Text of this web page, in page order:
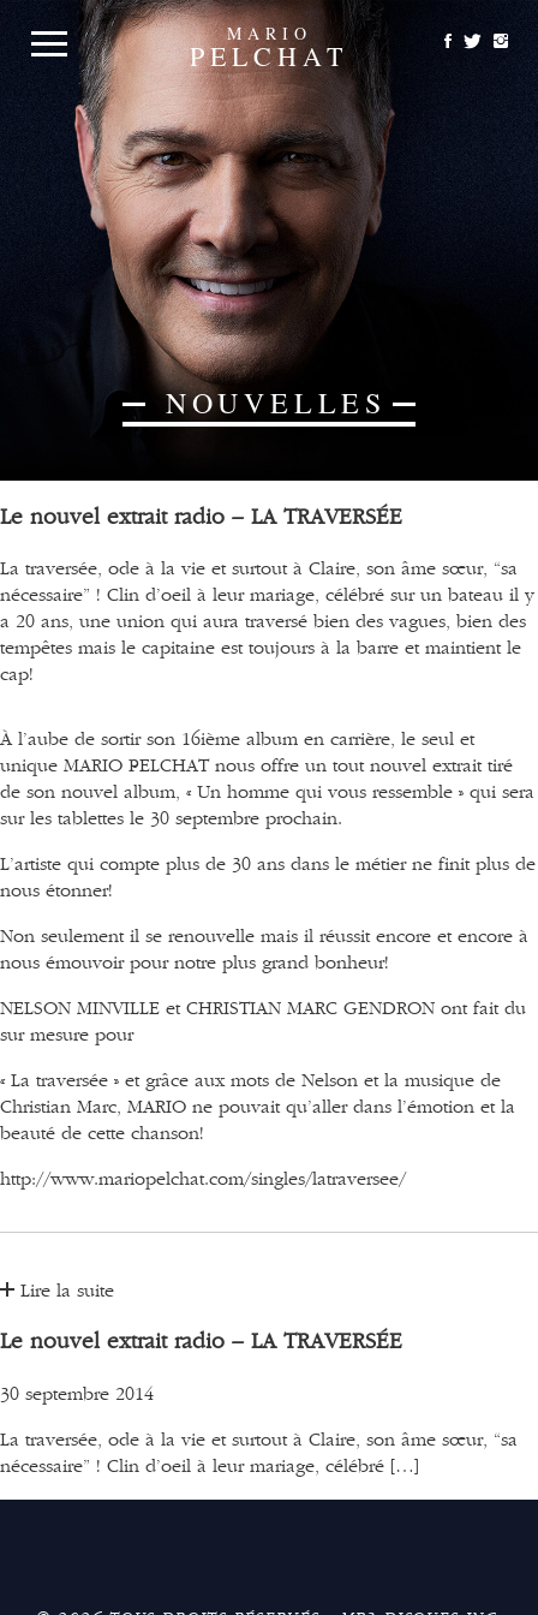
MARIO
PELCHAT
NOUVELLES
Le nouvel extrait radio – LA TRAVERSÉE
La traversée, ode à la vie et surtout à Claire, son âme sœur, “sa
nécessaire” ! Clin d’oeil à leur mariage, célébré sur un bateau il y
a 20 ans, une union qui aura traversé bien des vagues, bien des
tempêtes mais le capitaine est toujours à la barre et maintient le
cap!
À l’aube de sortir son 16ième album en carrière, le seul et
unique MARIO PELCHATnous offre un tout nouvel extrait tiré
de son nouvel album, « Un homme qui vous ressemble » qui sera
sur les tablettes le 30 septembre prochain.
L’artiste qui compte plus de 30 ans dans le métier ne finit plus de
nous étonner!
Non seulement il se renouvelle mais il réussit encore et encore à
nous émouvoir pour notre plus grand bonheur!
NELSON MINVILLE et CHRISTIAN MARC GENDRON ont fait du
sur mesure pour
« La traversée » et grâce aux mots de Nelson et la musique de
Christian Marc, MARIO ne pouvait qu’aller dans l’émotion et la
beauté de cette chanson!
http://www.mariopelchat.com/singles/latraversee/
Lire la suite
Le nouvel extrait radio – LA TRAVERSÉE
30 septembre 2014
La traversée, ode à la vie et surtout à Claire, son âme sœur, “sa
nécessaire” ! Clin d’oeil à leur mariage, célébré […]